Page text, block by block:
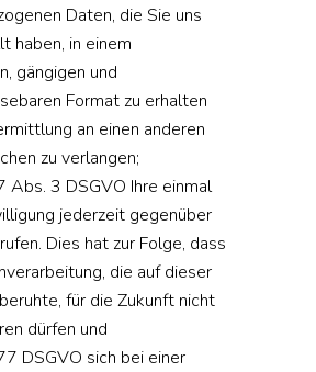
Daten, die Sie uns
haben, in einem
gängigen und
Format zu erhalten
an einen anderen
zu verlangen;
Abs. 3 DSGVO Ihre einmal
jederzeit gegenüber
Dies hat zur Folge, dass
die auf dieser
für die Zukunft nicht
dürfen und
DSGVO sich bei einer